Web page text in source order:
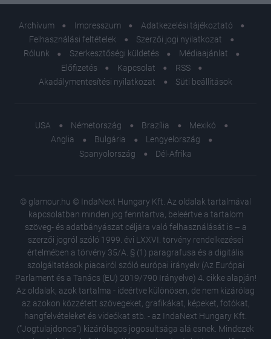
Archívum Impresszum
Adatkezelési tájékoztató
Felhasználási feltételek
Szerzői jogi nyilatkozat
Rólunk
Szerkesztőségi küldetés
Médiaajánlat
Előfizetés
Kapcsolat
RSS
Akadálymentesítési nyilatkozat
Süti beállítások
USA Németország Brazília
Mexikó
Anglia
Bulgária
Lengyelország
Spanyolország
Dél-Afrika
© glamour.hu © IndaNext Hungary Kft. Az oldalak tartalmával
kapcsolatban minden jog fenntartva, beleértve a tartalom
szöveg- és adatbányászat céljára való felhasználását is – a
szerzői jogról szóló 1999. évi LXXVI. törvény rendelkezései
értelmében a törvény 35/A. § (1) paragrafusa és a digitális
szolgáltatások piacairól szóló európai irányelv (Az Európai
Parlament és a Tanács (EU) 2019/790 Irányelve) 4. cikke alapján!
Az oldalak, azok tartalma - ideértve különösen, de nem kizárólag
az azokon közzétett szövegeket, grafikákat, képeket, fotókat,
hangfelvételeket és videókat stb. - az IndaNext Hungary Kft.
("Jogtulajdonos") kizárólagos jogosultsága alá esnek. Mindezek